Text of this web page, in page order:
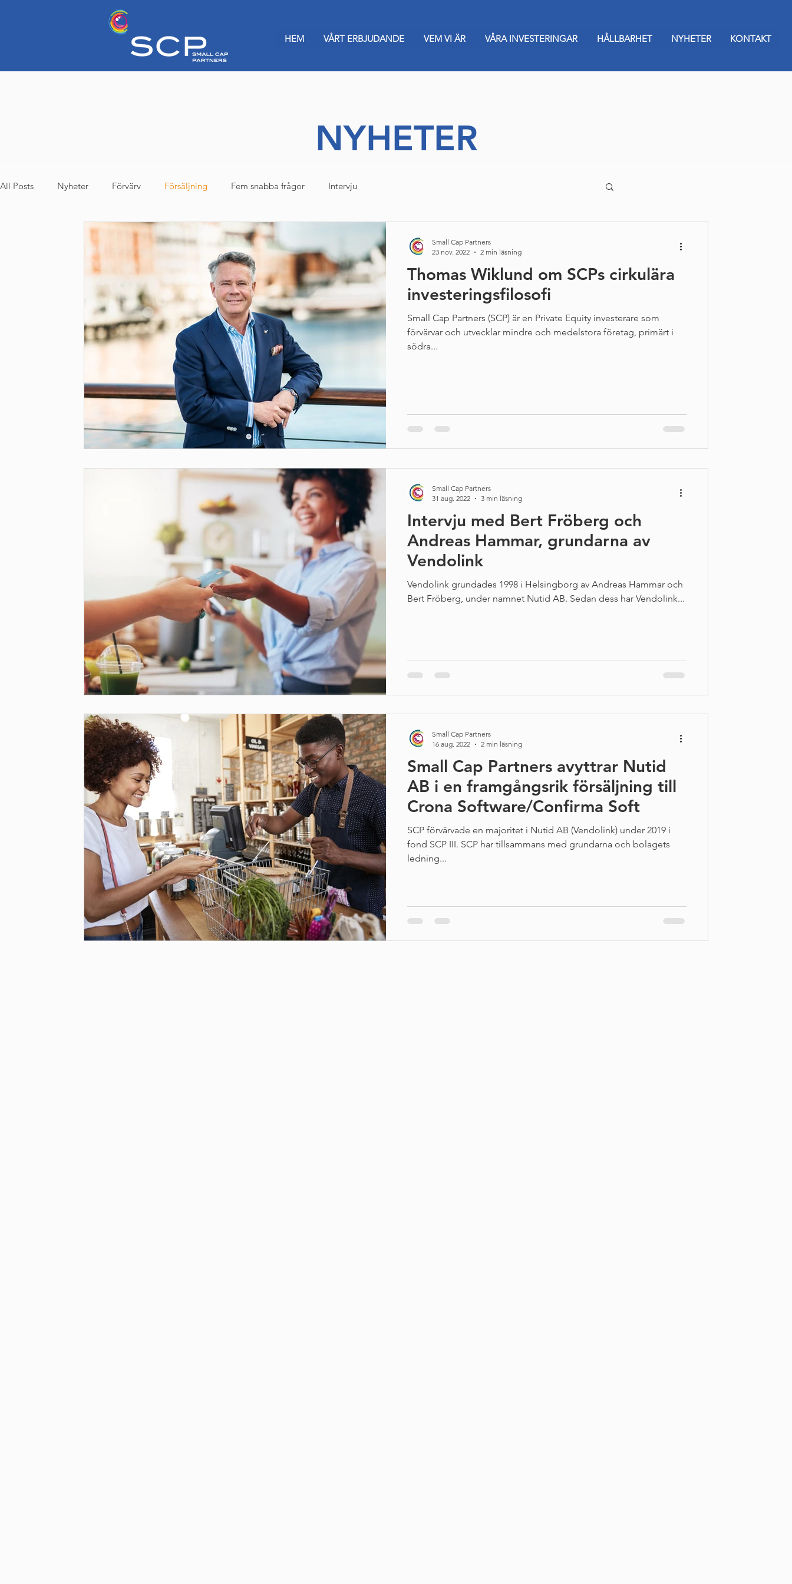
HEM VÅRT ERBJUDANDE VEM VI ÄR VÅRA INVESTERINGAR HÅLLBARHET NYHETER KONTAKT
NYHETER
All Posts Nyheter Förvärv Försäljning Fem snabba frågor Intervju
Thomas Wiklund om SCPs cirkulära
investeringsfilosofi
Small Cap Partners (SCP) är en Private Equity investerare som
förvärvar och utvecklar mindre och medelstora företag, primärt i
södra...
Small Cap Partners
23 nov. 2022
2 min läsning
Intervju med Bert Fröberg och
Andreas Hammar, grundarna av
Vendolink
Vendolink grundades 1998 i Helsingborg av Andreas Hammar och
Bert Fröberg, under namnet Nutid AB. Sedan dess har Vendolink...
Small Cap Partners
31 aug. 2022
3 min läsning
Small Cap Partners avyttrar Nutid
AB i en framgångsrik försäljning till
Crona Software/Confirma Soft
SCP förvärvade en majoritet i Nutid AB (Vendolink) under 2019 i
fond SCP III. SCP har tillsammans med grundarna och bolagets
ledning...
Small Cap Partners
16 aug. 2022
2 min läsning